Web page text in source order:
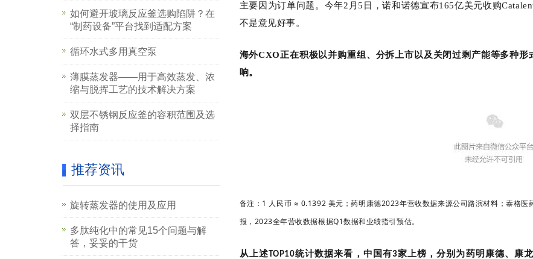
主要因为订单问题。今年2月5日，诺和诺德宣布165亿美元收购
不是意见好事。
海外CXO正在积极以并购重组 、分拆上市以及关闭过剩产能等多种
响。
备注：1 人民币 ≈ 0.1392 美元；药明康德2023年营收数据来源公司路演材料；泰格
报，2023全年营收数据根据Q1数据和业绩指引预估。
从上述 TOP10统计数据来看，中国有3家上榜，分别为药明康德、康
如何避开玻璃反应釜选购陷阱？在
“制药设备”平台找到适配方案
循环水式多用真空泵
薄膜蒸发器——用于高效蒸发、浓
缩与脱挥工艺的技术解决方案
双层不锈钢反应釜的容积范围及选
择指南
推荐资讯
旋转蒸发器的使用及应用
多肽纯化中的常见15个问题与解
答，妥妥的干货